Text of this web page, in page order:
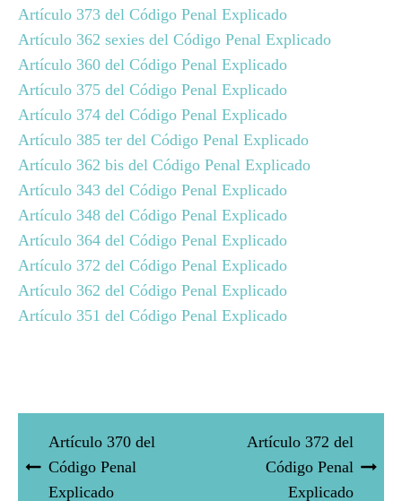
Artículo 373 del Código Penal Explicado
Artículo 362 sexies del Código Penal Explicado
Artículo 360 del Código Penal Explicado
Artículo 375 del Código Penal Explicado
Artículo 374 del Código Penal Explicado
Artículo 385 ter del Código Penal Explicado
Artículo 362 bis del Código Penal Explicado
Artículo 343 del Código Penal Explicado
Artículo 348 del Código Penal Explicado
Artículo 364 del Código Penal Explicado
Artículo 372 del Código Penal Explicado
Artículo 362 del Código Penal Explicado
Artículo 351 del Código Penal Explicado
Artículo 370 del
Código Penal
Explicado
Artículo 372 del
Código Penal
Explicado